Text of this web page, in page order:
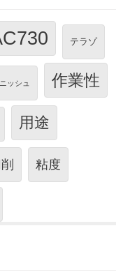
テラゾ
ッシュ 作業性
用途
粘度